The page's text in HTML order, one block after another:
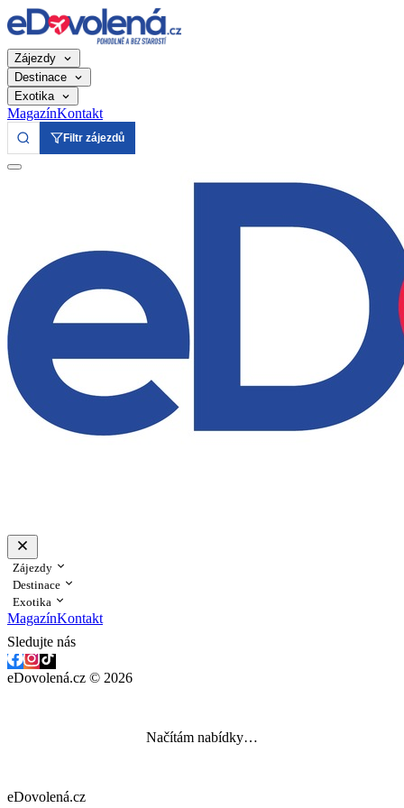
Zájezdy
Destinace
Exotika
MagazínKontakt
Filtr zájezdů
Zájezdy
Destinace
Exotika
MagazínKontakt
Sledujte nás
eDovolená.cz © 2026
Načítám nabídky…
eDovolená.cz